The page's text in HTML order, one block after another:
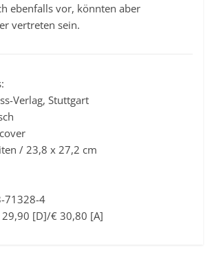
ebenfalls vor, könnten aber
vertreten sein.
Verlag, Stuttgart
/ 23,8 x 27,2 cm
71328-4
[D]/€ 30,80 [A]